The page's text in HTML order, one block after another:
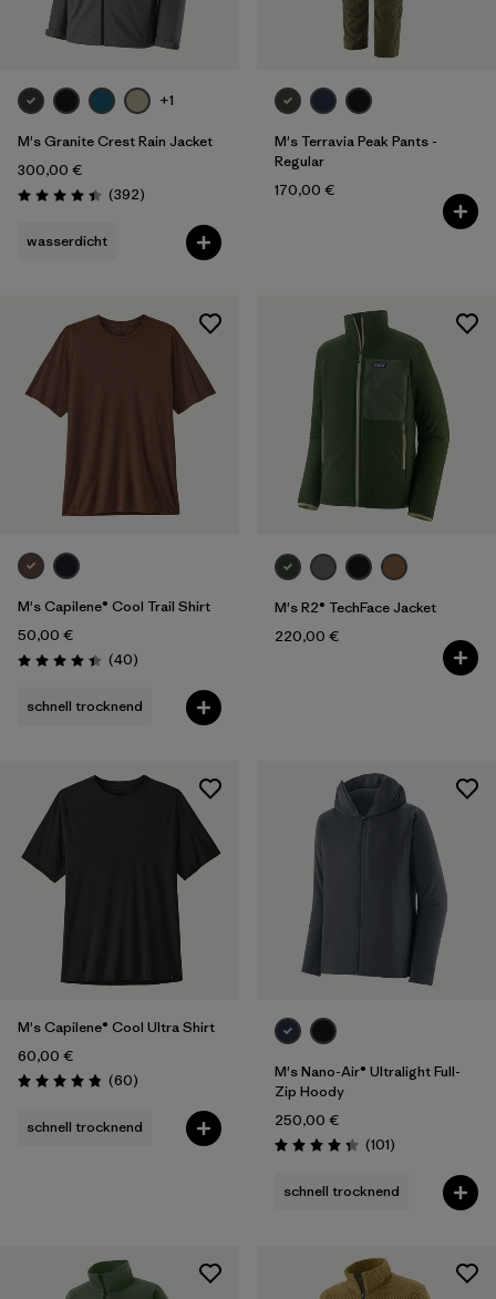
+1
M's Granite Crest Rain Jacket
300,00 €
Bewertung: 4.4 / 5
(392Rezensionen
)
wasserdicht
M's Terravia Peak Pants -
Regular
170,00 €
M's Capilene® Cool Trail Shirt
50,00 €
Bewertung: 4.4 / 5
(40Rezensionen
)
schnell trocknend
M's R2® TechFace Jacket
220,00 €
M's Capilene® Cool Ultra Shirt
60,00 €
Bewertung: 4.8 / 5
(60Rezensionen
)
schnell trocknend
M's Nano-Air® Ultralight Full-
Zip Hoody
250,00 €
Bewertung: 4.4 / 5
(101Rezensionen
)
schnell trocknend